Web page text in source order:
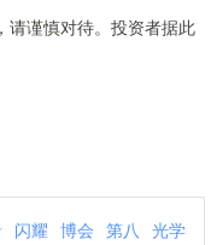
谨慎对待。投资者据此
闪耀 博会 第八 光学